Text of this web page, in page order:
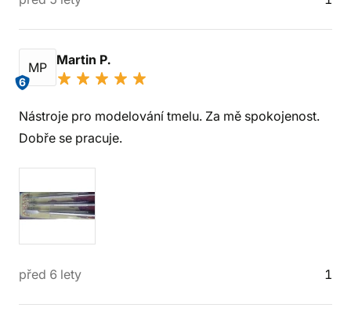
MP
6
Martin P.
Nástroje pro modelování tmelu. Za mě spokojenost.
Dobře se pracuje.
před 6 lety 1